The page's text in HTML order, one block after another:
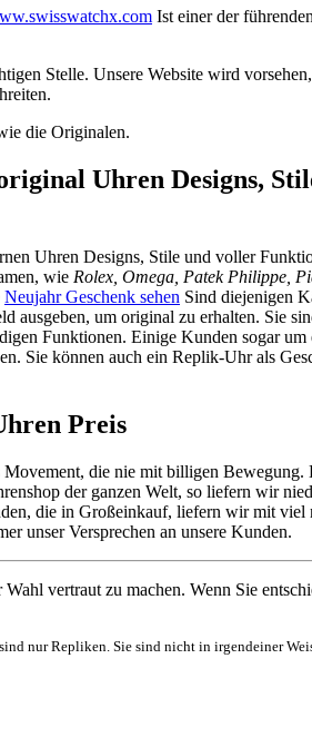
Ist einer der führenden
Stelle. Unsere Website wird
die Originalen.
Uhren Designs,
Uhren Designs, Stile und voller
wie Rolex, Omega, Patek Philippe,
Neujahr Geschenk sehen Sind diejenigen
ausgeben, um original zu erhalten. Sie
Funktionen. Einige Kunden sogar um
Sie können auch ein Replik-Uhr als
Preis
die nie mit billigen Bewegung.
der ganzen Welt, so liefern wir
die in Großeinkauf, liefern wir mit viel
unser Versprechen an unsere Kunden.
vertraut zu machen. Wenn Sie
nur Repliken. Sie sind nicht in irgendeiner